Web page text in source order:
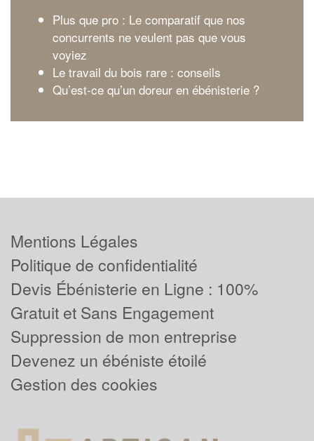
Plus que pro : Le comparatif que nos
concurrents ne veulent pas que vous
voyiez
Le travail du bois rare : conseils
Qu’est-ce qu’un doreur en ébénisterie ?
Mentions Légales
Politique de confidentialité
Devis Ébénisterie en Ligne : 100%
Gratuit et Sans Engagement
Suppression de mon entreprise
Devenez un ébéniste étoilé
Gestion des cookies